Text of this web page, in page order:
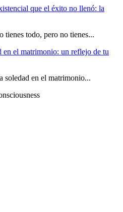
que el éxito no llenó: la
tienes todo, pero no tienes...
en el matrimonio: un reflejo de tu
soledad en el matrimonio...